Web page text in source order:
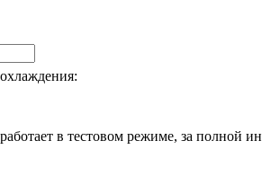
в тестовом режиме, за полной